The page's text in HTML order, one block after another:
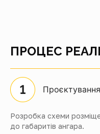
ПРОЦЕС
Проєктування
Розробка схеми
до габаритів ангара.